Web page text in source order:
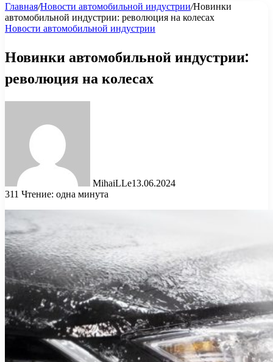
Главная/Новости автомобильной индустрии/Новинки
автомобильной индустрии: революция на колесах
Новости автомобильной индустрии
Новинки автомобильной индустрии:
революция на колесах
MihaiLLe13.06.2024
311 Чтение: одна минута